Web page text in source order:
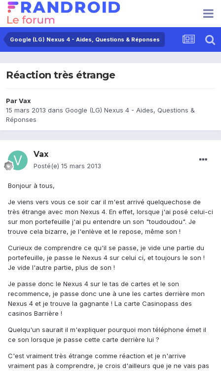
Google (LG) Nexus 4 - Aides, Questions & Réponses
Réaction très étrange
ParVax
15 mars 2013 dans Google (LG) Nexus 4 - Aides, Questions &
Réponses
Vax
Posté(e) 15 mars 2013
Bonjour à tous,
Je viens vers vous ce soir car il m'est arrivé quelquechose de
très étrange avec mon Nexus 4. En effet, lorsque j'ai posé celui-ci
sur mon portefeuille j'ai pu entendre un son "toudoudou". Je
trouve cela bizarre, je l'enlève et le repose, même son !
Curieux de comprendre ce qu'il se passe, je vide une partie du
portefeuille, je passe le Nexus 4 sur celui ci, et toujours le son !
Je vide l'autre partie, plus de son !
Je passe donc le Nexus 4 sur le tas de cartes et le son
recommence, je passe donc une à une les cartes derrière mon
Nexus 4 et je trouve la gagnante ! La carte Casinopass des
casinos Barrière !
Quelqu'un saurait il m'expliquer pourquoi mon téléphone émet il
ce son lorsque je passe cette carte derrière lui ?
C'est vraiment très étrange comme réaction et je n'arrive
vraiment pas à comprendre, je crois d'ailleurs que je ne vais pas